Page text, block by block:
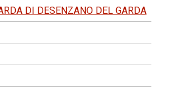
DI DESENZANO DEL GARDA